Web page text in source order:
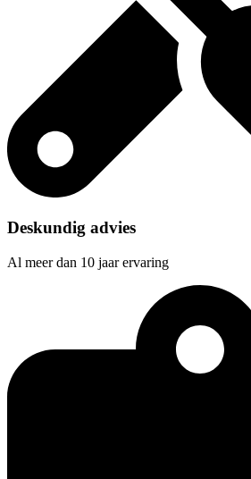
Deskundig advies
Al meer dan 10 jaar ervaring